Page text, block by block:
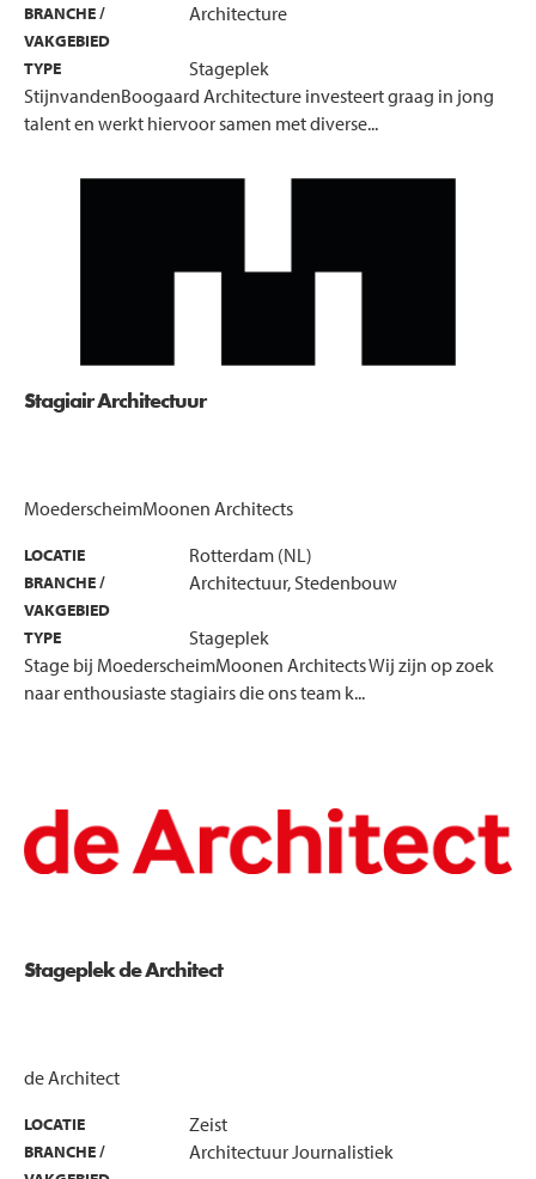
BRANCHE /
VAKGEBIED
Architecture
TYPE
Stageplek
StijnvandenBoogaard Architecture investeert graag in jong
talent en werkt hiervoor samen met diverse...
Stagiair Architectuur
MoederscheimMoonen Architects
LOCATIE Rotterdam (NL)
BRANCHE /
VAKGEBIED
Architectuur, Stedenbouw
TYPE
Stageplek
Stage bij MoederscheimMoonen Architects Wij zijn op zoek
naar enthousiaste stagiairs die ons team k...
Stageplek de Architect
de Architect
LOCATIE Zeist
BRANCHE /
Architectuur Journalistiek